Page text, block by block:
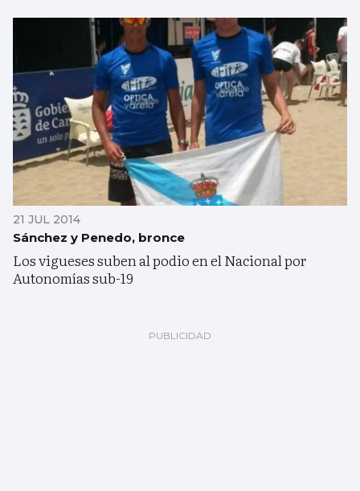
21 JUL 2014
Sánchez y Penedo, bronce
Los vigueses suben al podio en el Nacional por
Autonomías sub-19